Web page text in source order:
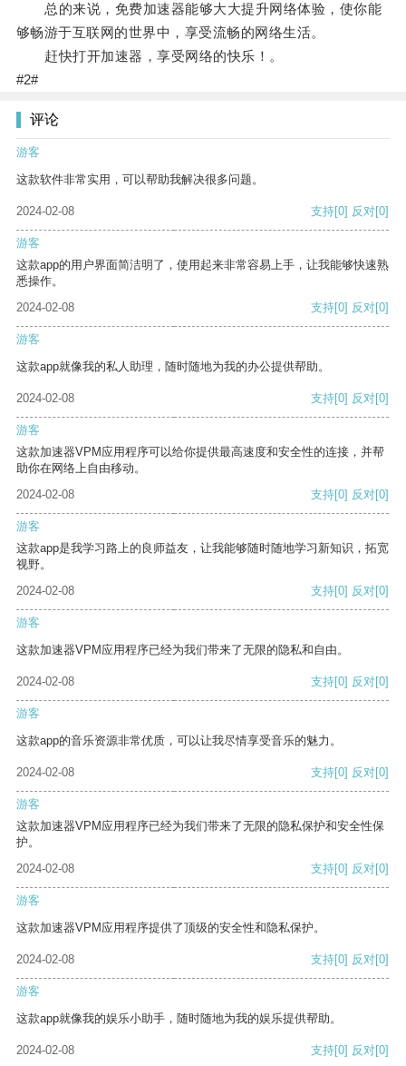
总的来说，免费加速器能够大大提升网络体验，使你能
够畅游于互联网的世界中，享受流畅的网络生活。
赶快打开加速器，享受网络的快乐！。
#2#
评论
游客
这款软件非常实用，可以帮助我解决很多问题。
2024-02-08 支持[0] 反对[0]
游客
这款app的用户界面简洁明了，使用起来非常容易上手，让我能够快速熟
悉操作。
2024-02-08
支持[0] 反对[0]
游客
这款app就像我的私人助理，随时随地为我的办公提供帮助。
2024-02-08 支持[0] 反对[0]
游客
这款加速器VPM应用程序可以给你提供最高速度和安全性的连接，并帮
助你在网络上自由移动。
2024-02-08
支持[0] 反对[0]
游客
这款app是我学习路上的良师益友，让我能够随时随地学习新知识，拓宽
视野。
2024-02-08
支持[0] 反对[0]
游客
这款加速器VPM应用程序已经为我们带来了无限的隐私和自由。
2024-02-08 支持[0] 反对[0]
游客
这款app的音乐资源非常优质，可以让我尽情享受音乐的魅力。
2024-02-08 支持[0] 反对[0]
游客
这款加速器VPM应用程序已经为我们带来了无限的隐私保护和安全性保
护。
2024-02-08
支持[0] 反对[0]
游客
这款加速器VPM应用程序提供了顶级的安全性和隐私保护。
2024-02-08 支持[0] 反对[0]
游客
这款app就像我的娱乐小助手，随时随地为我的娱乐提供帮助。
2024-02-08 支持[0] 反对[0]